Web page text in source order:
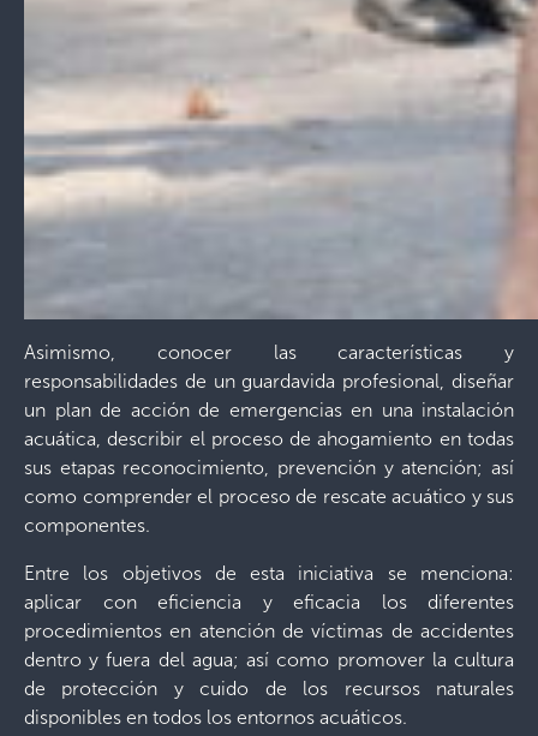
Asimismo, conocer las características y
responsabilidades de un guardavida profesional, diseñar
un plan de acción de emergencias en una instalación
acuática, describir el proceso de ahogamiento en todas
sus etapas reconocimiento, prevención y atención; así
como comprender el proceso de rescate acuático y sus
componentes.
Entre los objetivos de esta iniciativa se menciona:
aplicar con eficiencia y eficacia los diferentes
procedimientos en atención de víctimas de accidentes
dentro y fuera del agua; así como promover la cultura
de protección y cuido de los recursos naturales
disponibles en todos los entornos acuáticos.